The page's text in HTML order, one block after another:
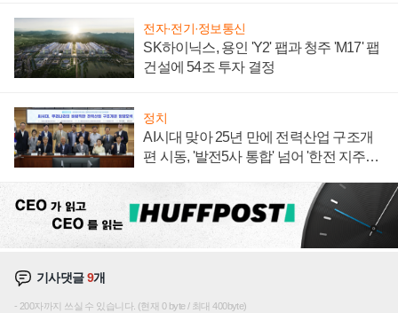
전자·전기·정보통신
SK하이닉스, 용인 'Y2' 팹과 청주 'M17' 팹
건설에 54조 투자 결정
정치
AI시대 맞아 25년 만에 전력산업 구조개
편 시동, '발전5사 통합' 넘어 '한전 지주사'
기사댓글9개
200자까지 쓰실 수 있습니다. (현재 0 byte / 최대 400byte)